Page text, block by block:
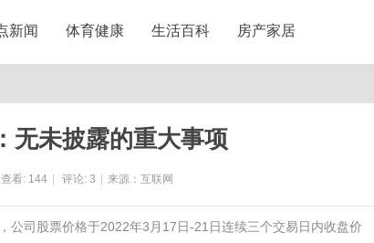
新闻 体育健康 生活百科 房产家居
无未披露的重大事项
查看: 144 评论: 3 来源：互联网
司股票价格于2022年3月17日-21日连续三个交易日内收盘价